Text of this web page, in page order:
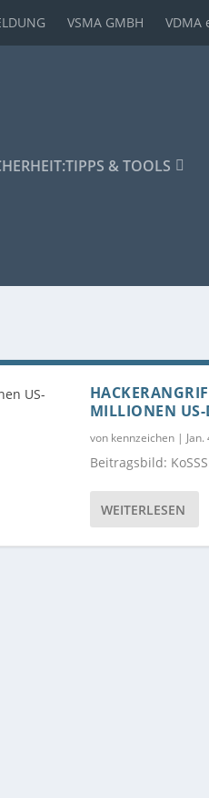
VSMA GMBH VDMA
TIPPS & TOOLS
MILLIONEN US-
von kennzeichen|
Beitragsbild:
WEITERLESEN